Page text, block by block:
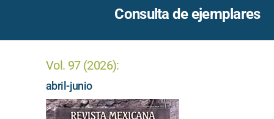
Consulta de ejemplares
Vol. 97 (2026):
abril-junio